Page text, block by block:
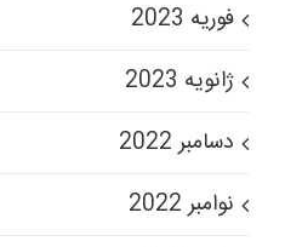
فوریه 2023
ژانویه 2023
دسامبر 2022
نوامبر 2022